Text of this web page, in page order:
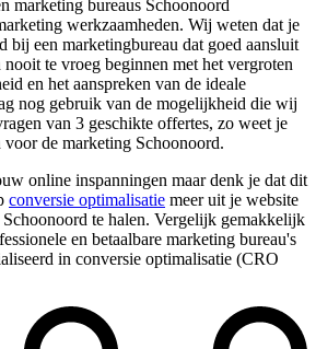
marketing bureaus Schoonoord
werkzaamheden. Wij weten dat je
bij een marketingbureau dat goed aansluit
te vroeg beginnen met het vergroten
en het aanspreken van de ideale
nog gebruik van de mogelijkheid die wij
van 3 geschikte offertes, zo weet je
de marketing Schoonoord.
online inspanningen maar denk je dat dit
conversie optimalisatie meer uit je website
te halen. Vergelijk gemakkelijk
en betaalbare marketing bureau's
in conversie optimalisatie (CRO